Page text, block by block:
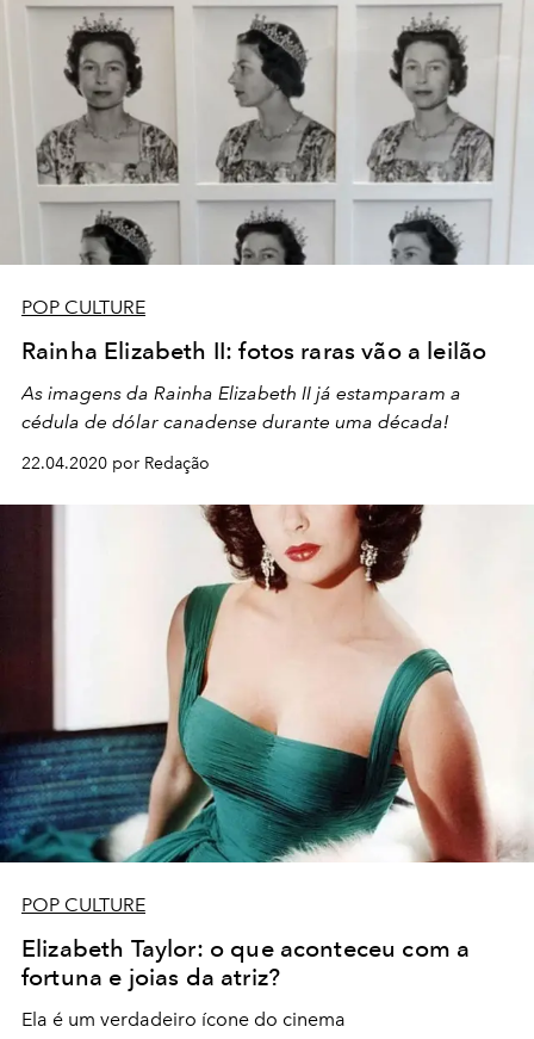
POP CULTURE
Rainha Elizabeth II: fotos raras vão a leilão
As imagens da Rainha Elizabeth II já estamparam a
cédula de dólar canadense durante uma década!
22.04.2020 por Redação
POP CULTURE
Elizabeth Taylor: o que aconteceu com a
fortuna e joias da atriz?
Ela é um verdadeiro ícone do cinema